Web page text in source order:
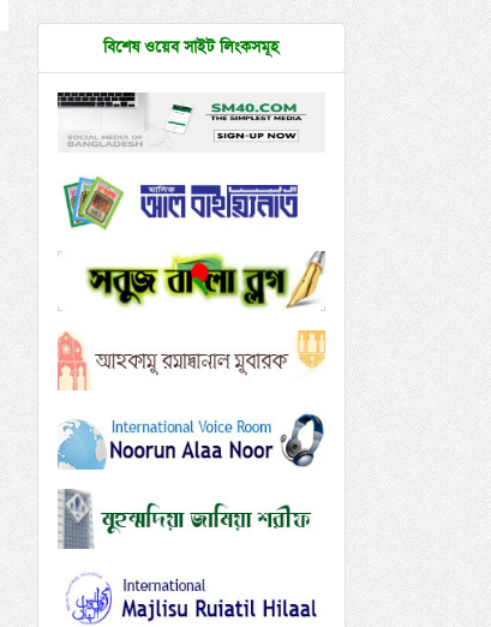
বিশেষ ওয়েব সাইট লিংকসমূহ